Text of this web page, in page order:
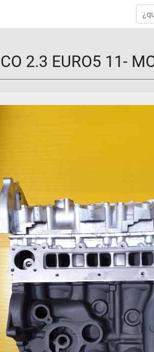
2.3 EURO5 11-